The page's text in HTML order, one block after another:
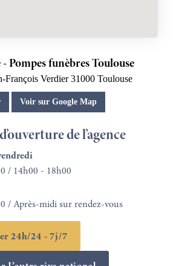
Pompes funèbres Toulouse
François Verdier 31000 Toulouse
Voir sur Google Map
de l’agence
/ 14h00 - 18h00
/ Après-midi sur rendez-vous
24h/24 - 7j/7